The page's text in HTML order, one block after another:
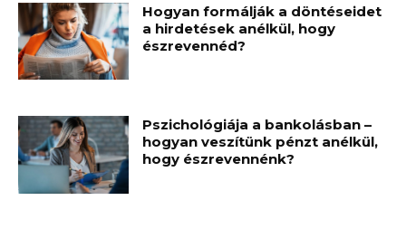
Hogyan formálják a döntéseidet
a hirdetések anélkül, hogy
észrevennéd?
Pszichológiája a bankolásban –
hogyan veszítünk pénzt anélkül,
hogy észrevennénk?